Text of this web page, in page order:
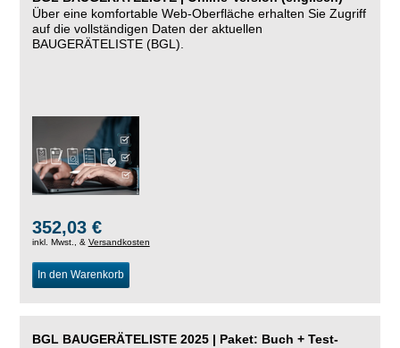
Über eine komfortable Web-Oberfläche erhalten Sie Zugriff
auf die vollständigen Daten der aktuellen
BAUGERÄTELISTE (BGL).
352,03 €
inkl. Mwst., & Versandkosten
In den Warenkorb
BGL BAUGERÄTELISTE 2025 | Paket: Buch + Test-